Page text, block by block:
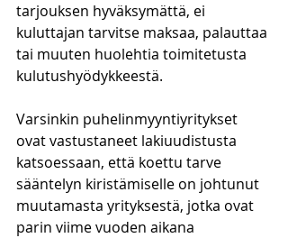
tarjouksen hyväksymättä, ei
kuluttajan tarvitse maksaa, palauttaa
tai muuten huolehtia toimitetusta
kulutushyödykkeestä.
Varsinkin puhelinmyyntiyritykset
ovat vastustaneet lakiuudistusta
katsoessaan, että koettu tarve
sääntelyn kiristämiselle on johtunut
muutamasta yrityksestä, jotka ovat
parin viime vuoden aikana